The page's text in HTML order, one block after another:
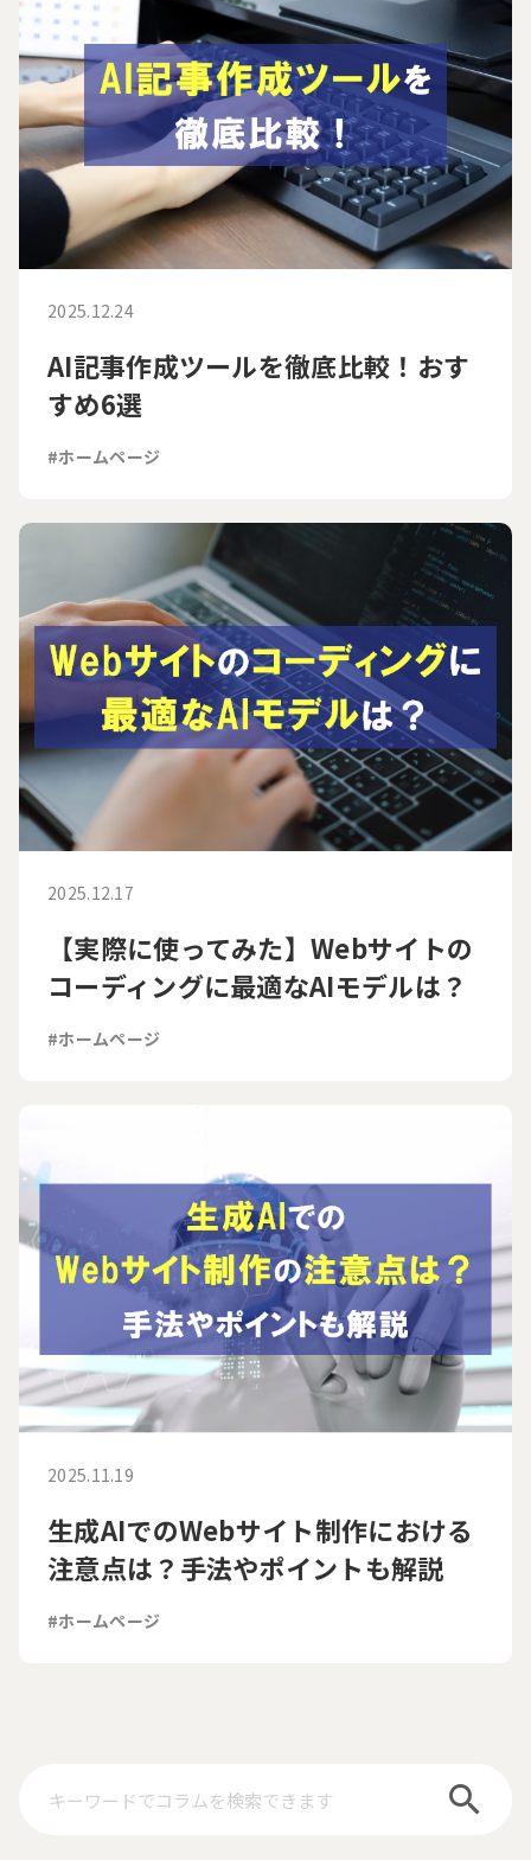
2025.12.24
AI記事作成ツールを徹底比較！おす
すめ6選
#ホームページ
2025.12.17
【実際に使ってみた】Webサイトの
コーディングに最適なAIモデルは？
#ホームページ
2025.11.19
生成AIでのWebサイト制作における
注意点は？手法やポイントも解説
#ホームページ